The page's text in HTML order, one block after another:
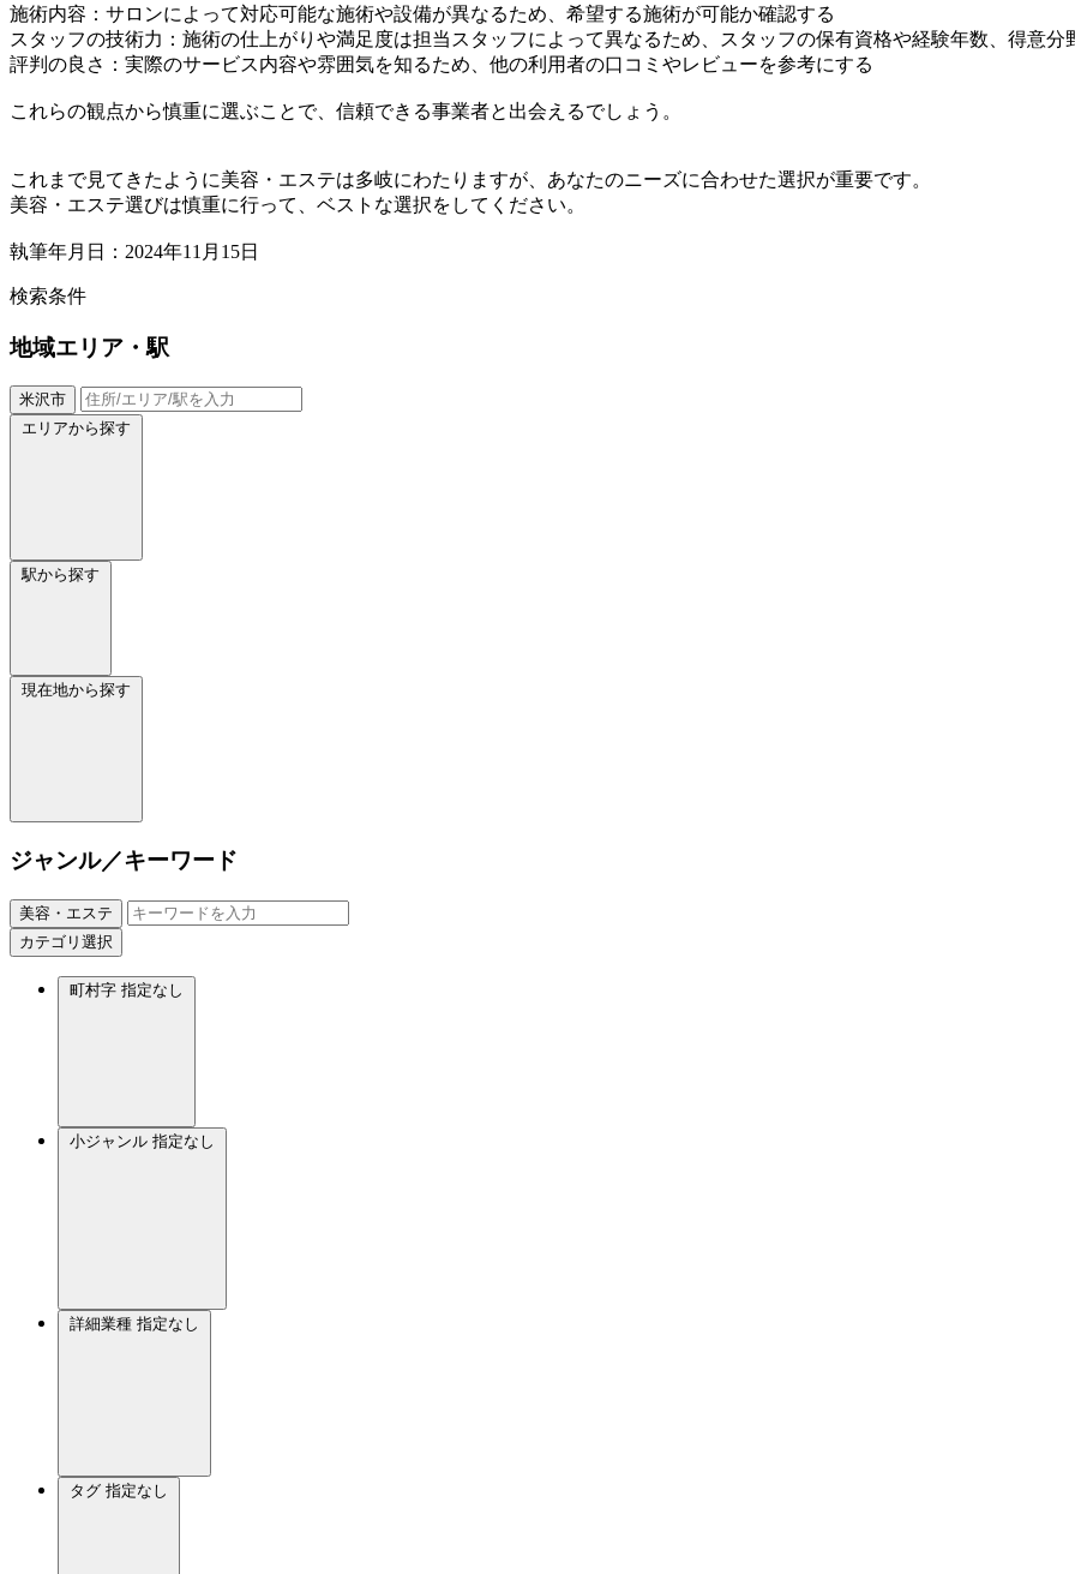
施術内容：サロンによって対応可能な施術や設備が異なるため、希望する施術が可能か確認する
スタッフの技術力：施術の仕上がりや満足度は担当スタッフによって異なるため、スタッフの保有資格や経験年数、得意分
評判の良さ：実際のサービス内容や雰囲気を知るため、他の利用者の口コミやレビューを参考にする
これらの観点から慎重に選ぶことで、信頼できる事業者と出会えるでしょう。
これまで見てきたように美容・エステは多岐にわたりますが、あなたのニーズに合わせた選択が重要です。
美容・エステ選びは慎重に行って、ベストな選択をしてください。
執筆年月日：2024年11月15日
検索条件
地域エリア・駅
米沢市
エリアから探す
駅から探す
現在地から探す
ジャンル／キーワード
美容・エステ
カテゴリ選択
町村字 指定なし
小ジャンル 指定なし
詳細業種 指定なし
タグ 指定なし